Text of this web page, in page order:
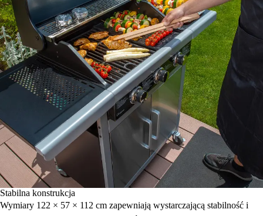
Stabilna konstrukcja
Wymiary 122 × 57 × 112 cm zapewniają wystarczającą stabilność i